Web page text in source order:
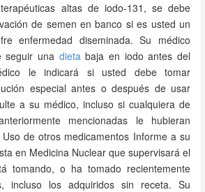
altas de iodo-131, se debe
de semen en banco si es usted un
enfermedad diseminada. Su médico
seguir una dietabaja en iodo antes del
le indicará si usted debe tomar
especial antes o después de usar
a su médico, incluso si cualquiera de
mencionadas le hubieran
de otros medicamentos Informe a su
en Medicina Nuclear que supervisará el
tomando, o ha tomado recientemente
incluso los adquiridos sin receta. Su